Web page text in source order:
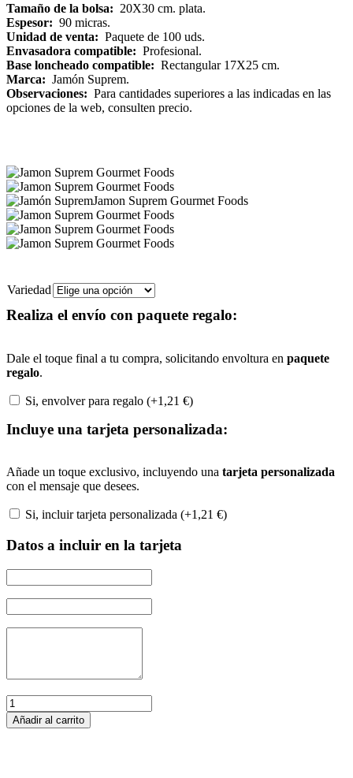
Tamaño de la bolsa: 20X30 cm. plata.
Espesor: 90 micras.
Unidad de venta: Paquete de 100 uds.
Envasadora compatible: Profesional.
Base loncheado compatible: Rectangular 17X25 cm.
Marca: Jamón Suprem.
Observaciones: Para cantidades superiores a las indicadas en las
opciones de la web, consulten precio.
Variedad
Realiza el envío con paquete regalo:
Dale el toque final a tu compra, solicitando envoltura en paquete
regalo.
Si, envolver para regalo (+1,21 €)
Incluye una tarjeta personalizada:
Añade un toque exclusivo, incluyendo una tarjeta personalizada
con el mensaje que desees.
Si, incluir tarjeta personalizada (+1,21 €)
Datos a incluir en la tarjeta
Bolsa
de
Vacío
Añadir al carrito